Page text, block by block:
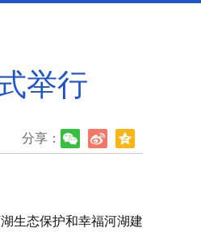
举行
分享：
生态保护和幸福河湖建